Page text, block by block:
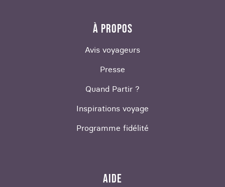
À PROPOS
Avis voyageurs
Presse
Quand Partir ?
Inspirations voyage
Programme fidélité
AIDE